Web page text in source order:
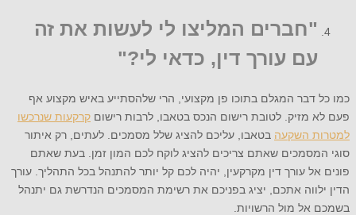
"חברים המליצו לי לעשות את זה
עם עורך דין, כדאי לי?"
כמו כל דבר המגלם בתוכו פן מקצועי, הרי שלהסתייע באיש מקצוע אף
פעם לא מזיק. לטובת רישום הנכס בטאבו, לרבות רישום קרקעות שנרכשו
למטרות השקעה בטאבו, עליכם להציג שלל מסמכים. לעתים, רק איתור
סוגי המסמכים שאתם צריכים להציג לוקח לכם המון זמן. בעת שאתם
פונים אל עורך דין מקרקעין, יהיה לכם קל יותר להתנהל בכל התהליך. עורך
הדין ילווה אתכם, יציג בפניכם את רשימת המסמכים הנדרשת גם יתנהל
בשמכם אל מול הרשויות.